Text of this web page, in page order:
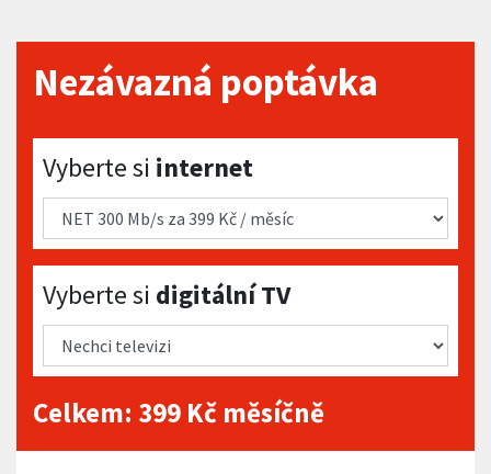
Nezávazná poptávka
Vyberte si internet
Vyberte si internet
Vyberte si digitální TV
Vyberte si digitální TV
Celkem: 399 Kč měsíčně